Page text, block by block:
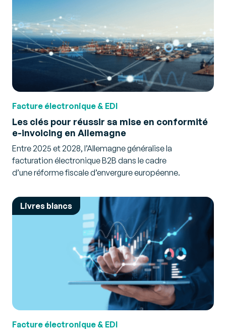
Facture électronique & EDI
Les clés pour réussir sa mise en conformité
e-invoicing en Allemagne
Entre 2025 et 2028, l’Allemagne généralise la
facturation électronique B2B dans le cadre
d’une réforme fiscale d’envergure européenne.
Livres blancs
Facture électronique & EDI